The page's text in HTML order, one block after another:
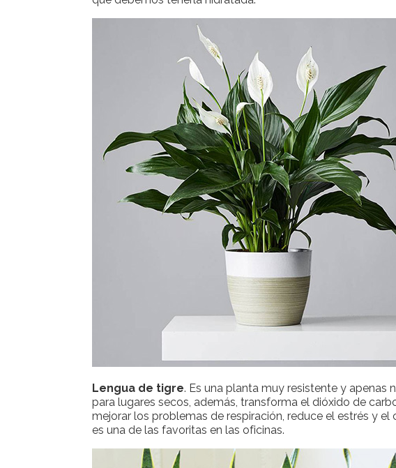
Lengua de tigre. Es una planta muy resistente y apenas
para lugares secos, además, transforma el dióxido de
mejorar los problemas de respiración, reduce el estrés y
es una de las favoritas en las oficinas.